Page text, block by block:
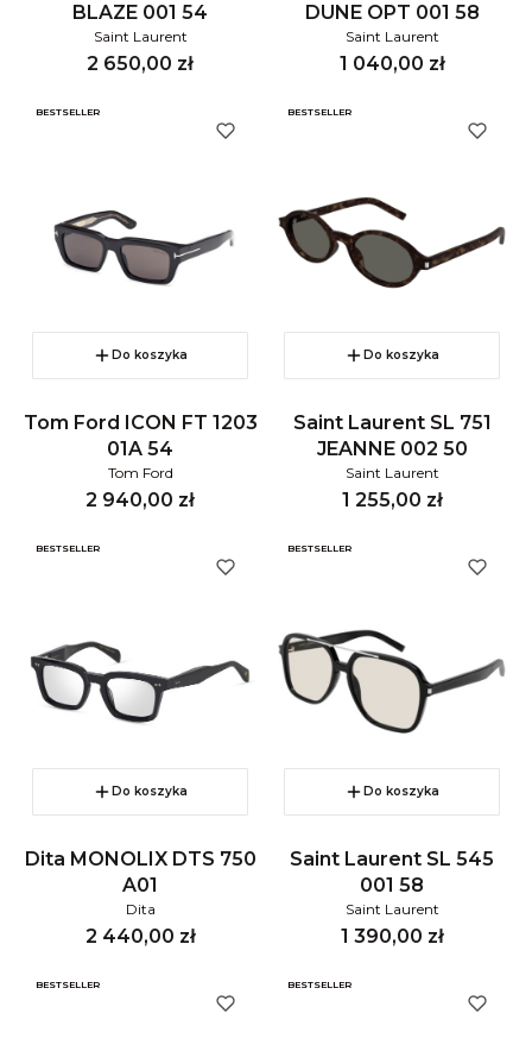
BLAZE 001 54
Saint Laurent
Cena
2 650,00 zł
DUNE OPT 001 58
Saint Laurent
Cena
1 040,00 zł
BESTSELLER
Do koszyka
Tom Ford ICON FT 1203
01A 54
Tom Ford
Cena
2 940,00 zł
BESTSELLER
Do koszyka
Saint Laurent SL 751
JEANNE 002 50
Saint Laurent
Cena
1 255,00 zł
BESTSELLER
Do koszyka
Dita MONOLIX DTS 750
A01
Dita
Cena
2 440,00 zł
BESTSELLER
Do koszyka
Saint Laurent SL 545
001 58
Saint Laurent
Cena
1 390,00 zł
BESTSELLER BESTSELLER